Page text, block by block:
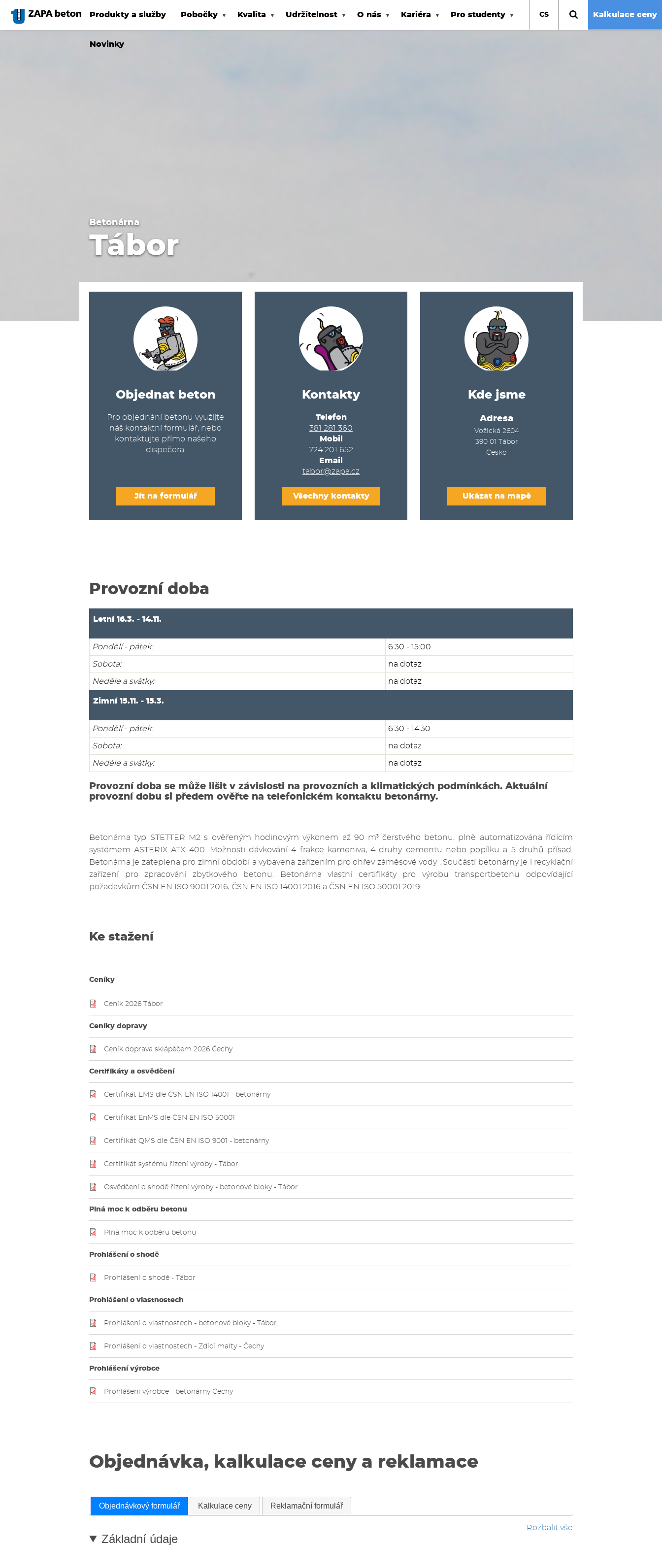
hlavnímu
obsahu
Produkty a služby Pobočky Kvalita Udržitelnost O nás Kariéra Pro studenty
Novinky
CS Kalkulace ceny
Betonárna
Tábor
Objednat beton
Pro objednání betonu využijte
náš kontaktní formulář, nebo
kontaktujte přímo našeho
dispečera.
Jít na formulář
Kontakty
Telefon
381 281 360
Mobil
724 201 652
Email
tabor@zapa.cz
Všechny kontakty
Kde jsme
Adresa
Vožická 2604
390 01
Tábor
Česko
Ukázat na mapě
Provozní doba
Letní 16.3. - 14.11.
Pondělí - pátek: 6:30 - 15:00
Sobota: na dotaz
Neděle a svátky: na dotaz
Zimní 15.11. - 15.3.
Pondělí - pátek: 6:30 - 14:30
Sobota: na dotaz
Neděle a svátky: na dotaz
Provozní doba se může lišit v závislosti na provozních a klimatických podmínkách. Aktuální
provozní dobu si předem ověřte na telefonickém kontaktu betonárny.
Betonárna typ STETTER M2 s ověřeným hodinovým výkonem až 90 m3
čerstvého betonu, plně automatizována řídícím
systémem ASTERIX ATX 400. Možnosti dávkování 4 frakce kameniva, 4 druhy cementu nebo popílku a 5 druhů přísad.
Betonárna je zateplena pro zimní období a vybavena zařízením pro ohřev záměsové vody . Součástí betonárny je i recyklační
zařízení pro zpracování zbytkového betonu. Betonárna vlastní certifikáty pro výrobu transportbetonu odpovídající
požadavkům ČSN EN ISO 9001:2016, ČSN EN ISO 14001:2016 a ČSN EN ISO 50001:2019.
Ke stažení
Ceníky
Ceník 2026 Tábor
Ceníky dopravy
Ceník doprava sklápěčem 2026 Čechy
Certifikáty a osvědčení
Certifikát EMS dle ČSN EN ISO 14001 - betonárny
Certifikát EnMS dle ČSN EN ISO 50001
Certifikát QMS dle ČSN EN ISO 9001 - betonárny
Certifikát systému řízení výroby - Tábor
Osvědčení o shodě řízení výroby - betonové bloky - Tábor
Plná moc k odběru betonu
Plná moc k odběru betonu
Prohlášení o shodě
Prohlášení o shodě - Tábor
Prohlášení o vlastnostech
Prohlášení o vlastnostech - betonové bloky - Tábor
Prohlášení o vlastnostech - Zdící malty - Čechy
Prohlášení výrobce
Prohlášení výrobce - betonárny Čechy
Objednávka, kalkulace ceny a reklamace
Objednávkový formulář Kalkulace ceny Reklamační formulář
Rozbalit vše
Základní údaje